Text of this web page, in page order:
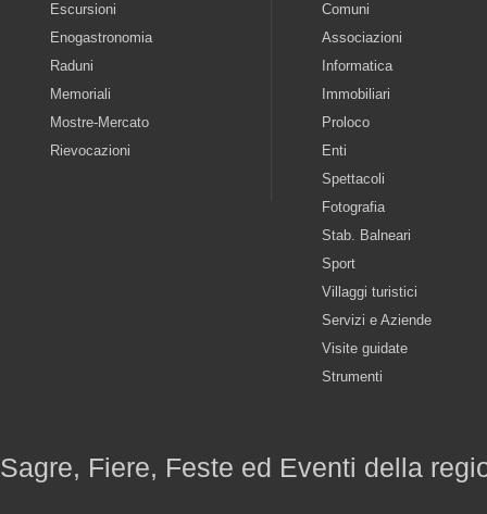
Escursioni
Enogastronomia
Raduni
Memoriali
Mostre-Mercato
Rievocazioni
Comuni
Associazioni
Informatica
Immobiliari
Proloco
Enti
Spettacoli
Fotografia
Stab. Balneari
Sport
Villaggi turistici
Servizi e Aziende
Visite guidate
Strumenti
Sagre, Fiere, Feste ed Eventi della